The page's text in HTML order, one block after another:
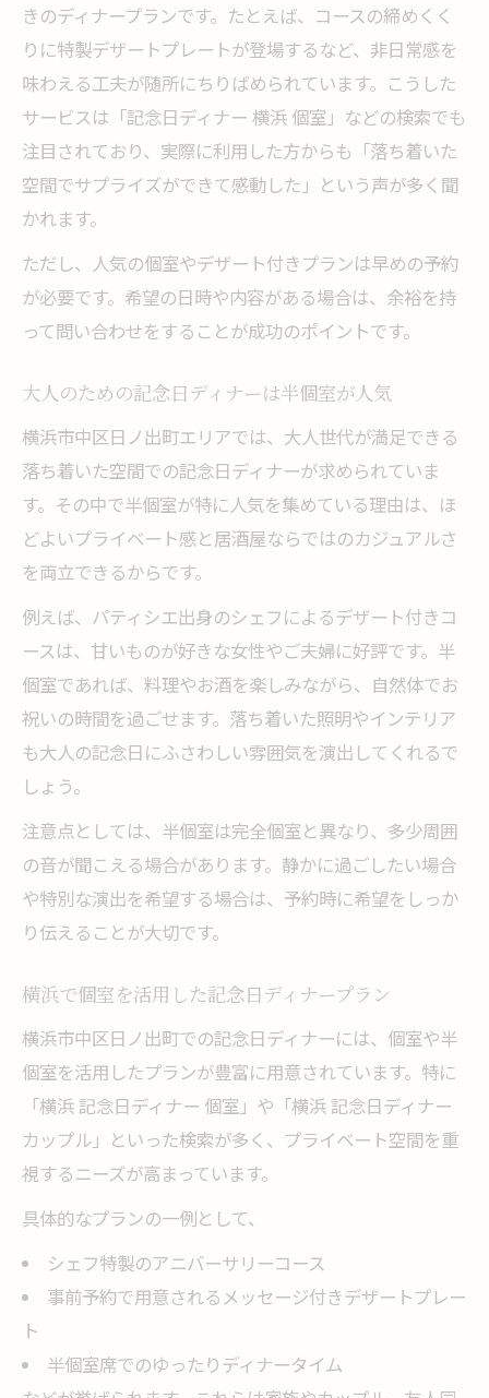
きのディナープランです。たとえば、コースの締めくく
りに特製デザートプレートが登場するなど、非日常感を
味わえる工夫が随所にちりばめられています。こうした
サービスは「記念日ディナー 横浜 個室」などの検索でも
注目されており、実際に利用した方からも「落ち着いた
空間でサプライズができて感動した」という声が多く聞
かれます。
ただし、人気の個室やデザート付きプランは早めの予約
が必要です。希望の日時や内容がある場合は、余裕を持
って問い合わせをすることが成功のポイントです。
大人のための記念日ディナーは半個室が人気
横浜市中区日ノ出町エリアでは、大人世代が満足できる
落ち着いた空間での記念日ディナーが求められていま
す。その中で半個室が特に人気を集めている理由は、ほ
どよいプライベート感と居酒屋ならではのカジュアルさ
を両立できるからです。
例えば、パティシエ出身のシェフによるデザート付きコ
ースは、甘いものが好きな女性やご夫婦に好評です。半
個室であれば、料理やお酒を楽しみながら、自然体でお
祝いの時間を過ごせます。落ち着いた照明やインテリア
も大人の記念日にふさわしい雰囲気を演出してくれるで
しょう。
注意点としては、半個室は完全個室と異なり、多少周囲
の音が聞こえる場合があります。静かに過ごしたい場合
や特別な演出を希望する場合は、予約時に希望をしっか
り伝えることが大切です。
横浜で個室を活用した記念日ディナープラン
横浜市中区日ノ出町での記念日ディナーには、個室や半
個室を活用したプランが豊富に用意されています。特に
「横浜 記念日ディナー 個室」や「横浜 記念日ディナー
カップル」といった検索が多く、プライベート空間を重
視するニーズが高まっています。
具体的なプランの一例として、
シェフ特製のアニバーサリーコース
事前予約で用意されるメッセージ付きデザートプレー
ト
半個室席でのゆったりディナータイム